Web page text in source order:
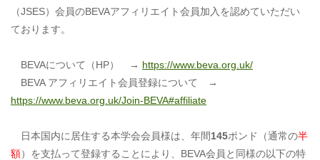
（JSES）会員のBEVAアフィリエイト会員加入を認めていただい
ております。
BEVAについて（HP） → https://www.beva.org.uk/
BEVA アフィリエイト会員登録について →
https://www.beva.org.uk/Join-BEVA#affiliate
日本国内に居住する本学会会員様は、年間145ポンド（通常の半
額）を支払って登録することにより、BEVA会員と同様の以下の特